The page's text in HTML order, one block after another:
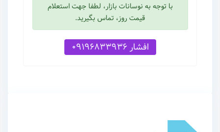
با توجه به نوسانات بازار، لطفا جهت استعلام
قیمت روز، تماس بگیرید.
افشار 09196833936